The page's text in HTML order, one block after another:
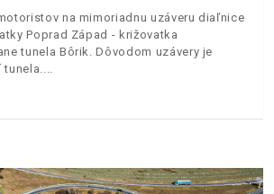
na mimoriadnu uzáveru diaľnice
Poprad Západ - križovatka
tunela Bôrik. Dôvodom uzávery je